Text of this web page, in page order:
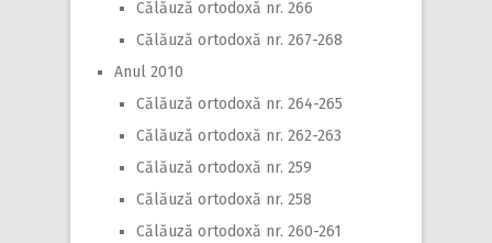
Călăuză ortodoxă nr. 266
Călăuză ortodoxă nr. 267-268
Anul 2010
Călăuză ortodoxă nr. 264-265
Călăuză ortodoxă nr. 262-263
Călăuză ortodoxă nr. 259
Călăuză ortodoxă nr. 258
Călăuză ortodoxă nr. 260-261